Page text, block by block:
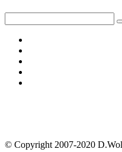
© Copyright 2007-2020